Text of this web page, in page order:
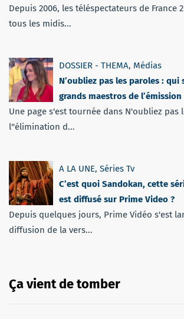
Depuis 2006, les téléspectateurs de France
tous les midis...
DOSSIER - THEMA, Médias
N’oubliez pas les paroles : qui
grands maestros de l’émission
Une page s'est tournée dans N'oubliez pas
l''élimination d...
A LA UNE, Séries Tv
C’est quoi Sandokan, cette
est diffusé sur Prime Video ?
Depuis quelques jours, Prime Vidéo s'est
diffusion de la vers...
Ça vient de tomber